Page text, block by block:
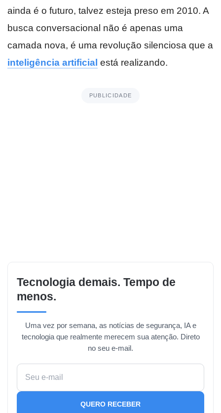
ainda é o futuro, talvez esteja preso em 2010. A
busca conversacional não é apenas uma
camada nova, é uma revolução silenciosa que a
inteligência artificial está realizando.
PUBLICIDADE
Tecnologia demais. Tempo de
menos.
Uma vez por semana, as notícias de segurança, IA e
tecnologia que realmente merecem sua atenção. Direto
no seu e-mail.
QUERO RECEBER